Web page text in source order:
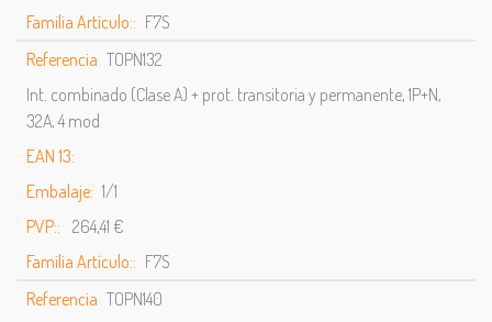
Familia Artículo:: F7S
Referencia TOPN132
Int. combinado (Clase A) + prot. transitoria y permanente, 1P+N,
32A, 4 mod
EAN 13:
Embalaje: 1/1
PVP:: 264,41 €
Familia Artículo:: F7S
Referencia TOPN140